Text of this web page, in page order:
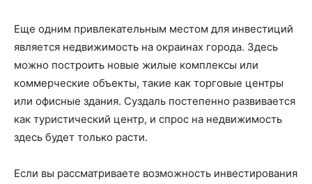
Еще одним привлекательным местом для инвестиций
является недвижимость на окраинах города. Здесь
можно построить новые жилые комплексы или
коммерческие объекты, такие как торговые центры
или офисные здания. Суздаль постепенно развивается
как туристический центр, и спрос на недвижимость
здесь будет только расти.
Если вы рассматриваете возможность инвестирования